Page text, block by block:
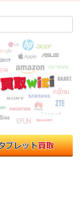
、商品ページか
約必須)★
す。
の買取承諾メール
ます